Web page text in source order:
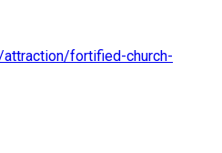
fortified-church-